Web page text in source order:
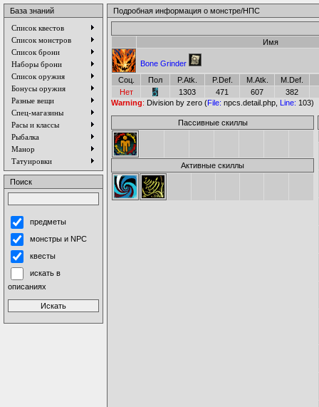
База знаний
Список квестов
Список монстров
Список брони
Наборы брони
Список оружия
Бонусы оружия
Разные вещи
Спец-магазины
Расы и классы
Рыбалка
Манор
Татуировки
Поиск
предметы
монстры и NPC
квесты
искать в
описаниях
Подробная информация о монстре/НПС
Имя
Bone Grinder
Соц.
Пол P.Atk. P.Def. M.Atk.
M.Def.
Нет
1303 471 607
382
Warning: Division by zero (File: npcs.detail.php, Line: 103)
Пассивные скиллы
Активные скиллы